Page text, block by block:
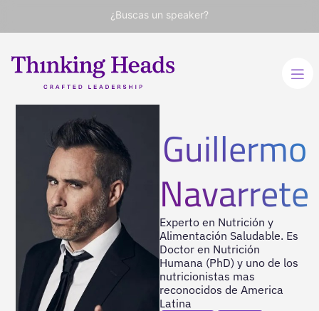
¿Buscas un speaker?
Guillermo
Navarrete
Experto en Nutrición y
Alimentación Saludable. Es
Doctor en Nutrición
Humana (PhD) y uno de los
nutricionistas mas
reconocidos de America
Latina